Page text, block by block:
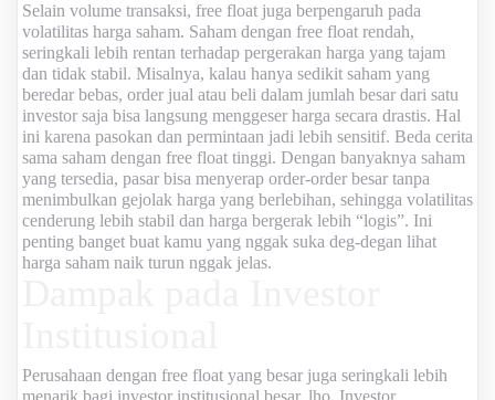
Selain volume transaksi, free float juga berpengaruh pada
volatilitas harga saham. Saham dengan free float rendah,
seringkali lebih rentan terhadap pergerakan harga yang tajam
dan tidak stabil. Misalnya, kalau hanya sedikit saham yang
beredar bebas, order jual atau beli dalam jumlah besar dari satu
investor saja bisa langsung menggeser harga secara drastis. Hal
ini karena pasokan dan permintaan jadi lebih sensitif. Beda cerita
sama saham dengan free float tinggi. Dengan banyaknya saham
yang tersedia, pasar bisa menyerap order-order besar tanpa
menimbulkan gejolak harga yang berlebihan, sehingga volatilitas
cenderung lebih stabil dan harga bergerak lebih “logis”. Ini
penting banget buat kamu yang nggak suka deg-degan lihat
harga saham naik turun nggak jelas.
Perusahaan dengan free float yang besar juga seringkali lebih
menarik bagi investor institusional besar, lho. Investor